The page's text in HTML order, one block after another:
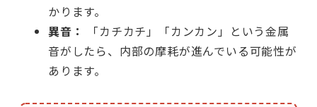
かります。
異音：
「カチカチ」「カンカン」という金属
音がしたら、内部の摩耗が進んでいる可能性が
あります。